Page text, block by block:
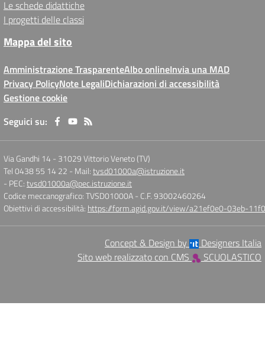
Le schede didattiche
I progetti delle classi
Mappa del sito
Amministrazione TrasparenteAlbo onlineInvia una MAD
Privacy PolicyNote LegaliDichiarazioni di accessibilità
Gestione cookie
Seguici su:
Via Gandhi 14 - 31029 Vittorio Veneto (TV)
Tel 0438 55 14 22 - Mail:tvsd01000a@istruzione.it
- PEC:tvsd01000a@pec.istruzione.it
Codice meccanografico: TVSD01000A- C.F. 93002460264
Obiettivi di accessibilità: https://form.agid.gov.it/view/a21ef0e0-03eb-
Concept & Design by
Designers Italia
Sito web realizzato con CMS
SCUOLASTICO